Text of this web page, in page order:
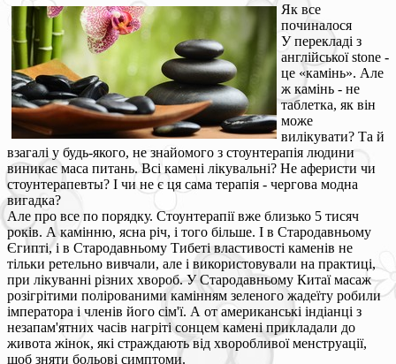
Як все
починалося
У перекладі з
англійської stone -
це «камінь». Але
ж камінь - не
таблетка, як він
може
вилікувати? Та й
взагалі у будь-якого, не знайомого з стоунтерапія людини
виникає маса питань. Всі камені лікувальні? Не аферисти чи
стоунтерапевты? І чи не є ця сама терапія - чергова модна
вигадка?
Але про все по порядку. Стоунтерапії вже близько 5 тисяч
років. А камінню, ясна річ, і того більше. І в Стародавньому
Єгипті, і в Стародавньому Тибеті властивості каменів не
тільки ретельно вивчали, але і використовували на практиці,
при лікуванні різних хвороб. У Стародавньому Китаї масаж
розігрітими полірованими камінням зеленого жадеїту робили
імператора і членів його сім'ї. А от американські індіанці з
незапам'ятних часів нагріті сонцем камені прикладали до
живота жінок, які страждають від хворобливої менструації,
щоб зняти больові симптоми.